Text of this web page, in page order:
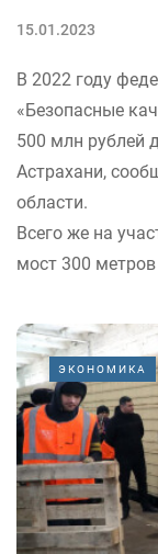
15.01.2023
В 2022 году
«Безопасные
500 млн рублей
Астрахани,
области.
Всего же на
мост 300
ЭКОНОМИКА